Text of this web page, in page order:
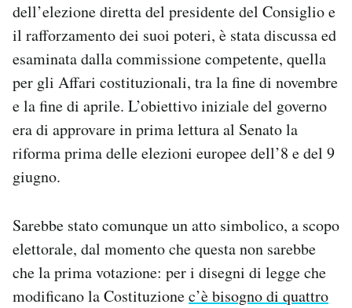
dell’elezione diretta del presidente del Consiglio e
il rafforzamento dei suoi poteri, è stata discussa ed
esaminata dalla commissione competente, quella
per gli Affari costituzionali, tra la fine di novembre
e la fine di aprile. L’obiettivo iniziale del governo
era di approvare in prima lettura al Senato la
riforma prima delle elezioni europee dell’8 e del 9
giugno.
Sarebbe stato comunque un atto simbolico, a scopo
elettorale, dal momento che questa non sarebbe
che la prima votazione: per i disegni di legge che
modificano la Costituzionec’è bisogno di quattro